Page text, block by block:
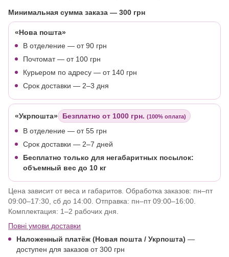
Минимальная сумма заказа — 300 грн
«Нова пошта»
В отделение — от 90 грн
Почтомат — от 100 грн
Курьером по адресу — от 140 грн
Срок доставки — 2–3 дня
«Укрпошта» Безплатно от 1000 грн. (100% оплата)
В отделение — от 55 грн
Срок доставки — 2–7 дней
Бесплатно только для негабаритных посылок:
объемный вес до 10 кг
Цена зависит от веса и габаритов. Обработка заказов: пн–пт
09:00–17:30, сб до 14:00. Отправка: пн–пт 09:00–16:00.
Комплектация: 1–2 рабочих дня.
Повні умови доставки
Наложенный платёж (Новая пошта / Укрпошта) —
доступен для заказов от 300 грн